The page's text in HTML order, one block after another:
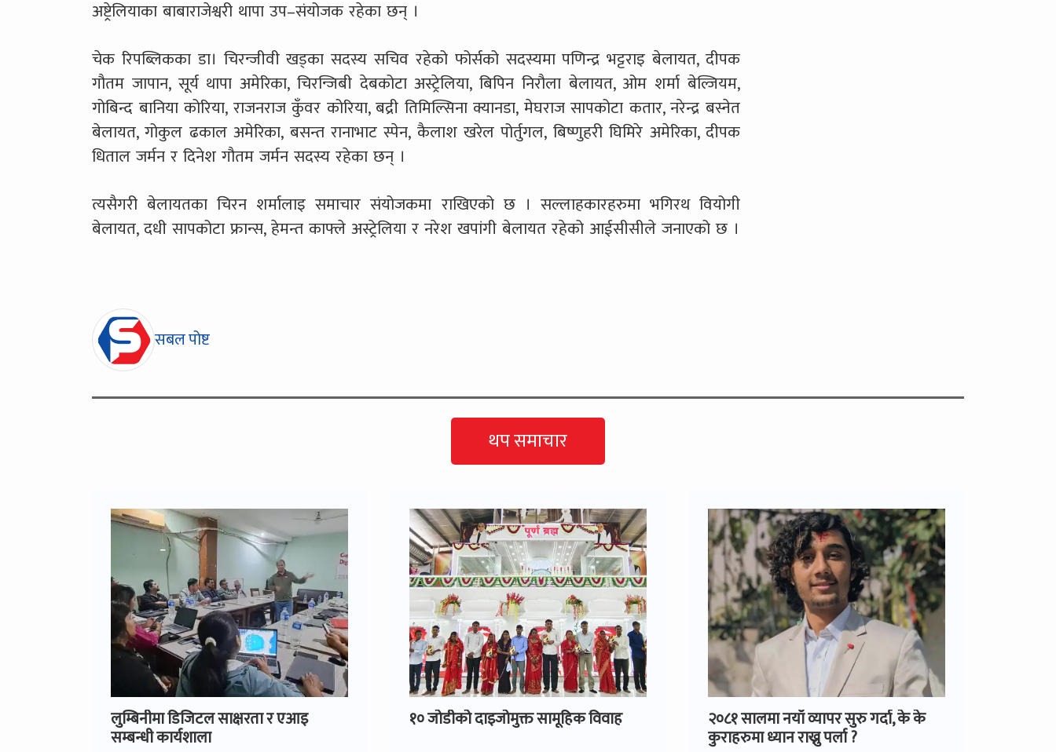
अष्ट्रेलियाका बाबाराजेश्वरी थापा उप–संयोजक रहेका छन् ।
चेक रिपब्लिकका डा। चिरन्जीवी खड्का सदस्य सचिव रहेको फोर्सको सदस्यमा पणिन्द्र भट्टराइ बेलायत, दीपक
गौतम जापान, सूर्य थापा अमेरिका, चिरन्जिबी देबकोटा अस्ट्रेलिया, बिपिन निरौला बेलायत, ओम शर्मा बेल्जियम,
गोबिन्द बानिया कोरिया, राजनराज कुँवर कोरिया, बद्री तिमिल्सिना क्यानडा, मेघराज सापकोटा कतार, नरेन्द्र बस्नेत
बेलायत, गोकुल ढकाल अमेरिका, बसन्त रानाभाट स्पेन, कैलाश खरेल पोर्तुगल, बिष्णुहरी घिमिरे अमेरिका, दीपक
धिताल जर्मन र दिनेश गौतम जर्मन सदस्य रहेका छन् ।
त्यसैगरी बेलायतका चिरन शर्मालाइ समाचार संयोजकमा राखिएको छ । सल्लाहकारहरुमा भगिरथ वियोगी
बेलायत, दधी सापकोटा फ्रान्स, हेमन्त काफ्ले अस्ट्रेलिया र नरेश खपांगी बेलायत रहेको आईसीसीले जनाएको छ ।
सबल पोष्ट
थप समाचार
लुम्बिनीमा डिजिटल साक्षरता र एआइ
सम्बन्धी कार्यशाला
१० जोडीको दाइजोमुक्त सामूहिक विवाह २०८१ सालमा नयाँ व्यापर सुरु गर्दा, के के
कुराहरुमा ध्यान राख्नु पर्ला ?